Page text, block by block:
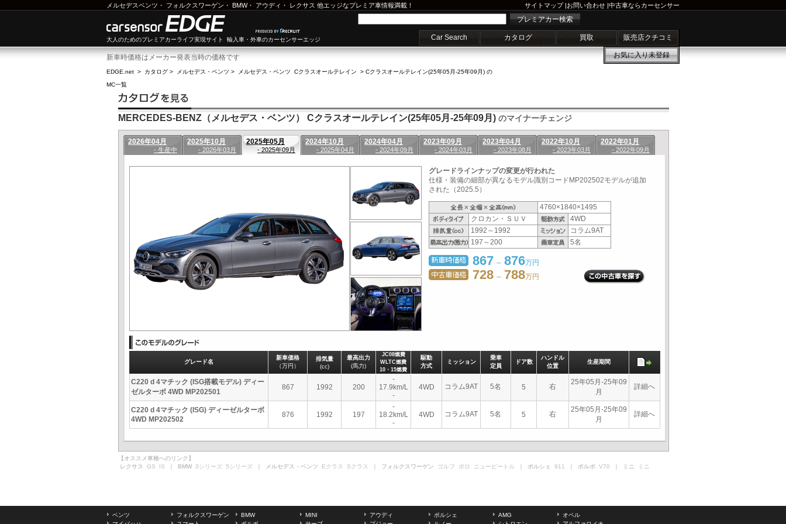
メルセデスベンツ ・ フォルクスワーゲン ・ BMW・ アウディ ・ レクサス 他エッジなプレミア車情報満載！ サイトマップ|お問い合わせ |中古車ならカーセンサー
大人のためのプレミアカーライフ実現サイト 輸入車・外車のカーセンサーエッジ
プレミアカー検索
Car Search カタログ 買取 販売店クチコミ
お気に入り未登録
新車時価格はメーカー発表当時の価格です
EDGE.net > カタログ > メルセデス・ベンツ > メルセデス・ベンツ Cクラスオールテレイン > Cクラスオールテレイン(25年05月-25年09月) の
MC一覧
MERCEDES-BENZ（メルセデス・ベンツ） Cクラスオールテレイン(25年05月-25年09月) のマイナーチェンジ
2026年04月
- 生産中
2025年10月
- 2026年03月
2025年05月
- 2025年09月
2024年10月
- 2025年04月
2024年04月
- 2024年09月
2023年09月
- 2024年03月
2023年04月
- 2023年08月
2022年10月
- 2023年03月
2022年01月
- 2022年09月
グレードラインナップの変更が行われた
仕様・装備の細部が異なるモデル識別コードMP202502モデルが追加
された（2025.5）
4760×1840×1495
クロカン・ＳＵＶ
4WD
1992～1992
コラム9AT
197～200
5名
867 ～ 876万円
728 ～ 788万円
グレード名
新車価格
（万円）
排気量
(cc)
最高出力
(馬力)
JC08燃費
WLTC燃費
10・15燃費
駆動
方式
ミッション
乗車
定員
ドア数
ハンドル
位置
生産期間
C220 d 4マチック (ISG搭載モデル) ディー
ゼルターボ 4WD MP202501
867 1992 200
-
17.9km/L
-
4WD コラム9AT 5名 5 右
25年05月-25年09
月
詳細へ
C220 d 4マチック (ISG) ディーゼルターボ
4WD MP202502
876 1992 197
-
18.2km/L
-
4WD コラム9AT 5名 5 右
25年05月-25年09
月
詳細へ
【オススメ車種へのリンク】
レクサス GS IS ｜ BMW 3シリーズ 5シリーズ ｜ メルセデス・ベンツ Eクラス Sクラス ｜ フォルクスワーゲン ゴルフ ポロ ニュービートル ｜ ポルシェ 911 ｜ ボルボ V70 ｜ ミニ ミニ
ベンツ フォルクスワーゲン BMW MINI アウディ ポルシェ AMG
オペル